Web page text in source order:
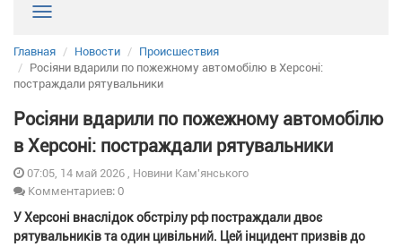
Главная Новости
Происшествия
Росіяни вдарили по пожежному автомобілю в Херсоні:
постраждали рятувальники
Росіяни вдарили по пожежному автомобілю
в Херсоні: постраждали рятувальники
07:05, 14 май 2026 , Новини Кам'янського
Комментариев: 0
У Херсоні внаслідок обстрілу рф постраждали двоє
рятувальників та один цивільний. Цей інцидент призвів до